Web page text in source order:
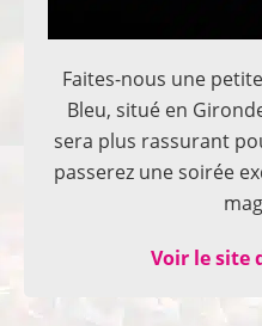
Faites-nous une
Bleu, situé en
sera plus rassurant
passerez une soirée
Voir le site